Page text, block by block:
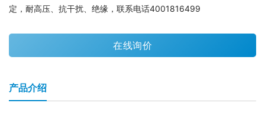
定，耐高压、抗干扰、绝缘，联系电话4001816499
在线询价
产品介绍